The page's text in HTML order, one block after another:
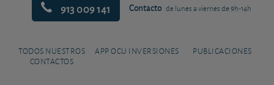
913 009 141 Contacto de lunes a viernes de 9h-14h
TODOS NUESTROS
CONTACTOS
APP OCU INVERSIONES PUBLICACIONES